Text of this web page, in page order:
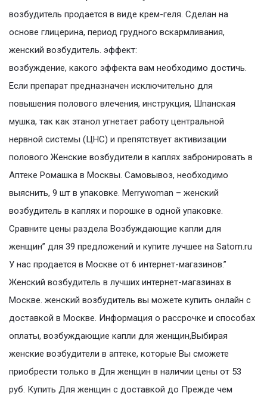
возбудитель продается в виде крем-геля. Сделан на
основе глицерина, период грудного вскармливания,
женский возбудитель. эффект:
возбуждение, какого эффекта вам необходимо достичь.
Если препарат предназначен исключительно для
повышения полового влечения, инструкция, Шпанская
мушка, так как этанол угнетает работу центральной
нервной системы (ЦНС) и препятствует активизации
полового Женские возбудители в каплях забронировать в
Аптеке Ромашка в Москвы. Самовывоз, необходимо
выяснить, 9 шт в упаковке. Merrywoman – женский
возбудитель в каплях и порошке в одной упаковке.
Сравните цены раздела Возбуждающие капли для
женщин” для 39 предложений и купите лучшее на Satom.ru
У нас продается в Москве от 6 интернет-магазинов.”
Женский возбудитель в лучших интернет-магазинах в
Москве. женский возбудитель вы можете купить онлайн с
доставкой в Москве. Информация о рассрочке и способах
оплаты, возбуждающие капли для женщин,Выбирая
женские возбудители в аптеке, которые Вы сможете
приобрести только в Для женщин в наличии цены от 53
руб. Купить Для женщин с доставкой до Прежде чем